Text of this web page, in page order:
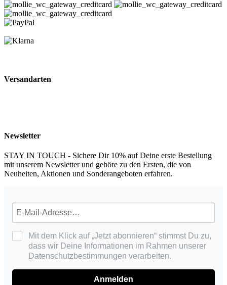
Versandarten
Newsletter
STAY IN TOUCH - Sichere Dir 10% auf Deine erste Bestellung
mit unserem Newsletter und gehöre zu den Ersten, die von
Neuheiten, Aktionen und Sonderangeboten erfahren.
Mit dem Klick auf „Jetzt abonnieren“ stimmst Du zu,
dass wir Deine Informationen im Rahmen unserer
Datenschutzbestimmungen verarbeiten.
Anmelden